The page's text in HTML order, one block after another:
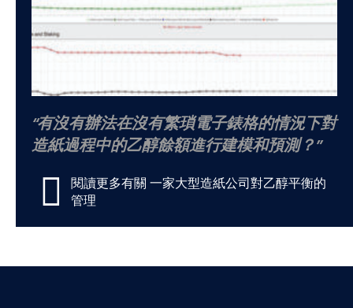
有沒有辦法在沒有繁瑣電子錶格的情況下對
造紙過程中的乙醇餘額進行建模和預測？
閱讀更多有關 一家大型造紙公司對乙醇平衡的
管理